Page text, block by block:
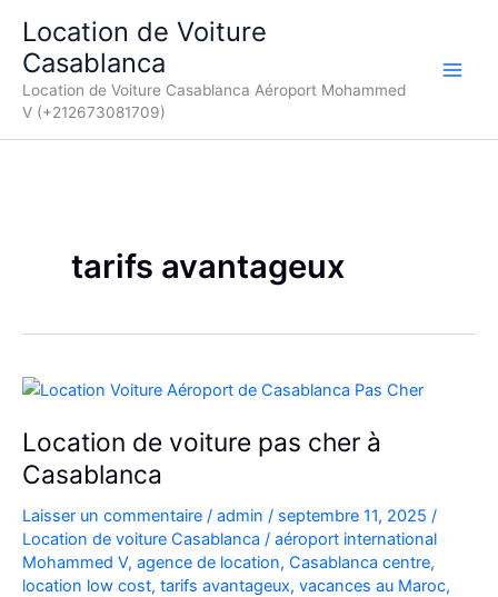
contenu
Location de Voiture
Casablanca
Location de Voiture Casablanca Aéroport Mohammed
V (+212673081709)
tarifs avantageux
Location de voiture pas cher à
Casablanca
Laisser un commentaire / admin / septembre 11, 2025 /
Location de voiture Casablanca / aéroport international
Mohammed V, agence de location, Casablanca centre,
location low cost, tarifs avantageux, vacances au Maroc,